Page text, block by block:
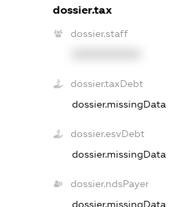
dossier.tax
dossier.staff
dossier.taxDebt
dossier.missingData
dossier.esvDebt
dossier.missingData
dossier.ndsPayer
dossier.missingData